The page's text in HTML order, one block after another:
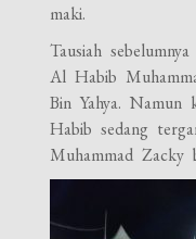
maki.
Tausiah
Al Habib
Bin Yahya. Namun
Habib sedang
Muhammad Zacky